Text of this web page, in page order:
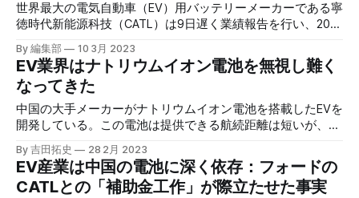
世界最大の電気自動車（EV）用バッテリーメーカーである寧
徳時代新能源科技（CATL）は9日遅く業績報告を行い、2022
年の年間純利益が前年比92.9％増の307億人民元（約6,000
億円）になった。
By 編集部 10 3月 2023
EV業界はナトリウムイオン電池を無視し難く
なってきた
中国の大手メーカーがナトリウムイオン電池を搭載したEVを
開発している。この電池は提供できる航続距離は短いが、希
少材料に依存せず安い。低価格帯から市場を侵食する可能性
は否定できない。
By 吉田拓史 28 2月 2023
EV産業は中国の電池に深く依存：フォードの
CATLとの「補助金工作」が際立たせた事実